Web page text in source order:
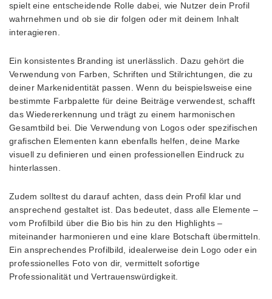
spielt eine entscheidende Rolle dabei, wie Nutzer dein Profil
wahrnehmen und ob sie dir folgen oder mit deinem Inhalt
interagieren.
Ein konsistentes Branding ist unerlässlich. Dazu gehört die
Verwendung von Farben, Schriften und Stilrichtungen, die zu
deiner Markenidentität passen. Wenn du beispielsweise eine
bestimmte Farbpalette für deine Beiträge verwendest, schafft
das Wiedererkennung und trägt zu einem harmonischen
Gesamtbild bei. Die Verwendung von Logos oder spezifischen
grafischen Elementen kann ebenfalls helfen, deine Marke
visuell zu definieren und einen professionellen Eindruck zu
hinterlassen.
Zudem solltest du darauf achten, dass dein Profil klar und
ansprechend gestaltet ist. Das bedeutet, dass alle Elemente –
vom Profilbild über die Bio bis hin zu den Highlights –
miteinander harmonieren und eine klare Botschaft übermitteln.
Ein ansprechendes Profilbild, idealerweise dein Logo oder ein
professionelles Foto von dir, vermittelt sofortige
Professionalität und Vertrauenswürdigkeit.